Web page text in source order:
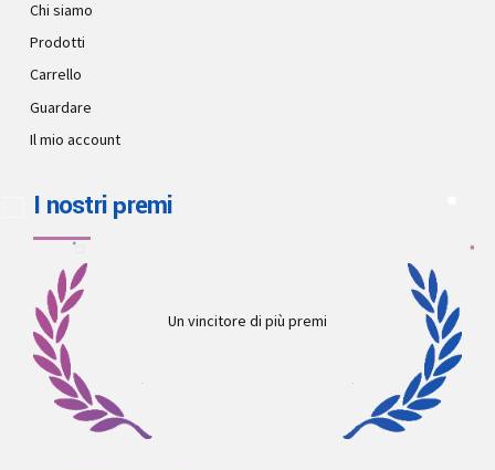
Chi siamo
Prodotti
Carrello
Guardare
Il mio account
I nostri premi
Un vincitore di più premi